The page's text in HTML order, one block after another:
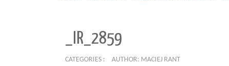
_IR_2859
CATEGORIES : AUTHOR: MACIEJ RANT